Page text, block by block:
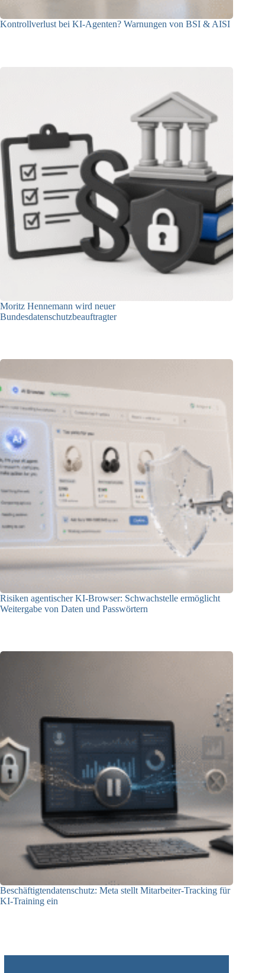
Kontrollverlust bei KI-Agenten? Warnungen von BSI & AISI
Moritz Hennemann wird neuer
Bundesdatenschutzbeauftragter
Risiken agentischer KI-Browser: Schwachstelle ermöglicht
Weitergabe von Daten und Passwörtern
Beschäftigtendatenschutz: Meta stellt Mitarbeiter-Tracking für
KI-Training ein